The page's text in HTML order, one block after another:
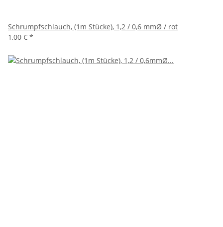
Schrumpfschlauch, (1m Stücke), 1,2 / 0,6 mmØ / rot
1,00 € *